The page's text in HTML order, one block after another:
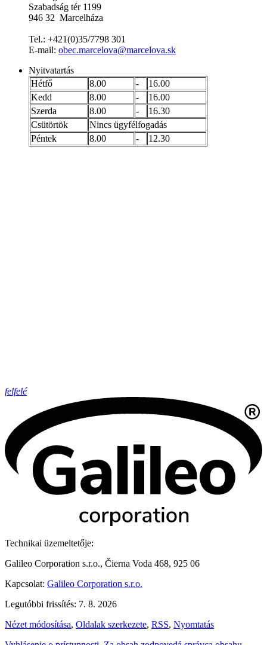
Szabadság tér 1199
946 32 Marcelháza
Tel.: +421(0)35/7798 301
E-mail: obec.marcelova@marcelova.sk
Nyitvatartás
Hétfő
8.00 -
16.00
Kedd
8.00 -
16.00
Szerda
8.00 -
16.30
Csütörtök
Nincs ügyfélfogadás
Péntek
8.00 - 12.30
felfelé
Technikai üzemeltetője:
Galileo Corporation s.r.o., Čierna Voda 468, 925 06
Kapcsolat: Galileo Corporation s.r.o.
Legutóbbi frissítés: 7. 8. 2026
Nézet módosítása, Oldalak szerkezete, RSS, Nyomtatás